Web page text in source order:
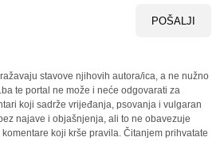
POŠALJI
stavove njihovih autora/ica, a ne nužno
te portal ne može i neće odgovarati za
koji sadrže vrijeđanja, psovanja i vulgaran
najave i objašnjenja, ali to ne obavezuje
koji krše pravila. Čitanjem prihvatate